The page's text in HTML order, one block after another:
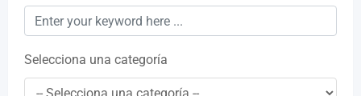
Selecciona una categoría